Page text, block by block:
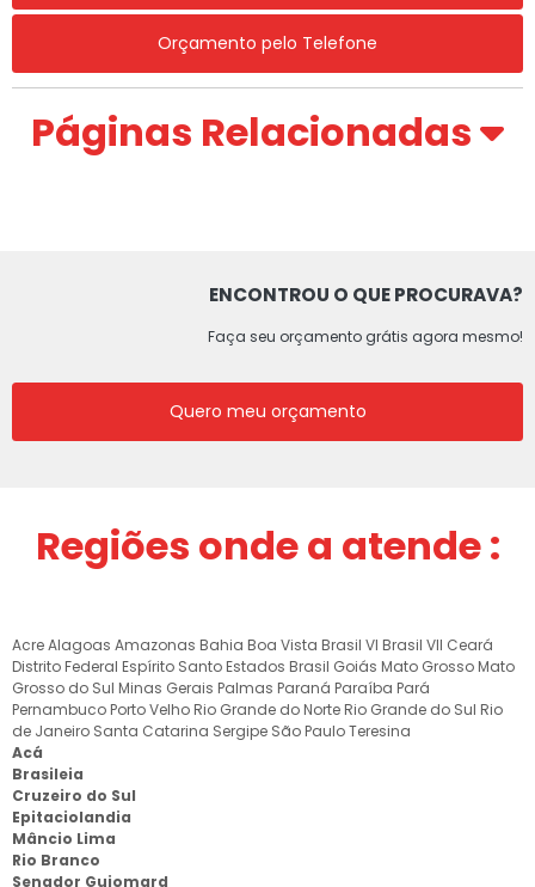
Orçamento pelo Telefone
Páginas Relacionadas
ENCONTROU O QUE PROCURAVA?
Faça seu orçamento grátis agora mesmo!
Quero meu orçamento
Regiões onde a atende :
AcreAlagoas Amazonas Bahia Boa Vista Brasil VI Brasil VII Ceará
Distrito Federal Espírito Santo Estados Brasil Goiás Mato Grosso Mato
Grosso do Sul Minas Gerais Palmas Paraná Paraíba Pará
Pernambuco Porto Velho Rio Grande do Norte Rio Grande do Sul Rio
de Janeiro Santa Catarina Sergipe São PauloTeresina
Acá
Brasileia
Cruzeiro do Sul
Epitaciolandia
Mâncio Lima
Rio Branco
Senador Guiomard